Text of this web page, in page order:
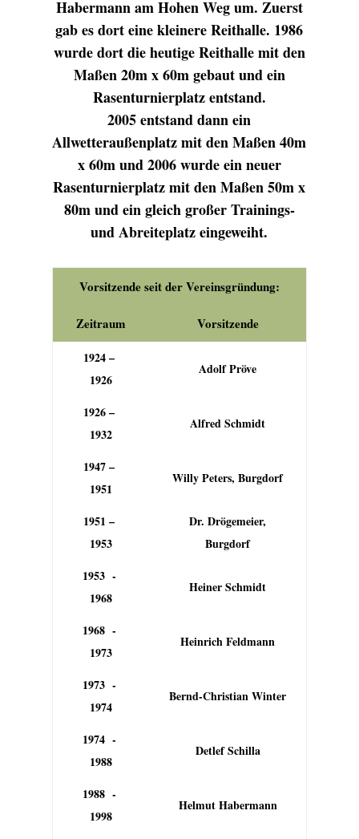
Habermann am Hohen Weg um. Zuerst
gab es dort eine kleinere Reithalle. 1986
wurde dort die heutige Reithalle mit den
Maßen 20m x 60m gebaut und ein
Rasenturnierplatz entstand.
2005 entstand dann ein
Allwetteraußenplatz mit den Maßen 40m
x 60m und 2006 wurde ein neuer
Rasenturnierplatz mit den Maßen 50m x
80m und ein gleich großer Trainings-
und Abreiteplatz eingeweiht.
Vorsitzende seit der Vereinsgründung:
Zeitraum Vorsitzende
1924 –
1926
Adolf Pröve
1926 –
1932
Alfred Schmidt
1947 –
1951
Willy Peters, Burgdorf
1951 –
1953
Dr. Drögemeier,
Burgdorf
1953 -
1968
Heiner Schmidt
1968 -
1973
Heinrich Feldmann
1973 -
1974
Bernd-Christian Winter
1974 -
1988
Detlef Schilla
1988 -
1998
Helmut Habermann